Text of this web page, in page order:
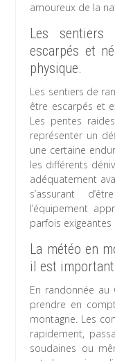
amoureux de la
Les sentiers
escarpés et
physique.
Les sentiers de
être escarpés et
Les pentes
représenter un
une certaine
les différents
adéquatement
s’assurant
l’équipement
parfois
La météo en
il est
En randonnée
prendre en
montagne. Les
rapidement,
soudaines ou